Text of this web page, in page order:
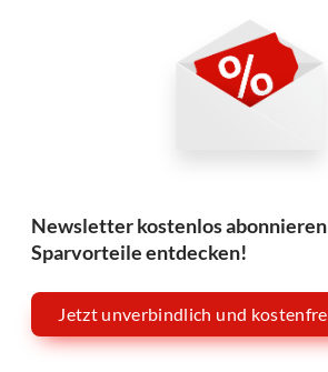
Newsletter kostenlos
Sparvorteile entdecken!
Jetzt unverbindlich und